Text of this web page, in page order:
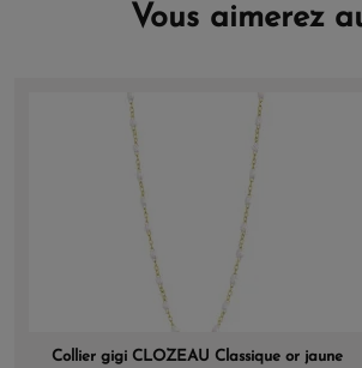
Vous aimerez
Collier gigi CLOZEAU Classique or jaune